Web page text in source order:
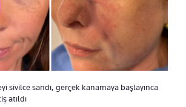
sivilce sandı, gerçek kanamaya başlayınca
atıldı